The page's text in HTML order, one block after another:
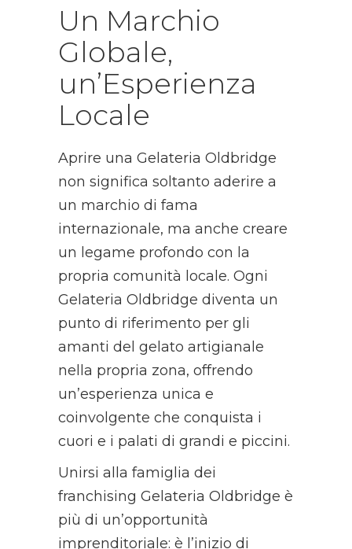
Un Marchio
Globale,
un’Esperienza
Locale
Aprire una Gelateria Oldbridge
non significa soltanto aderire a
un marchio di fama
internazionale, ma anche creare
un legame profondo con la
propria comunità locale. Ogni
Gelateria Oldbridge diventa un
punto di riferimento per gli
amanti del gelato artigianale
nella propria zona, offrendo
un’esperienza unica e
coinvolgente che conquista i
cuori e i palati di grandi e piccini.
Unirsi alla famiglia dei
franchising Gelateria Oldbridge è
più di un’opportunità
imprenditoriale: è l’inizio di